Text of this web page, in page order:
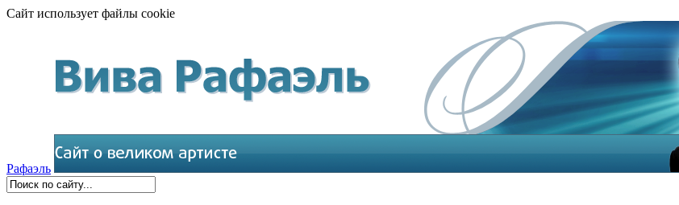
Сайт использует файлы cookie
Рафаэль